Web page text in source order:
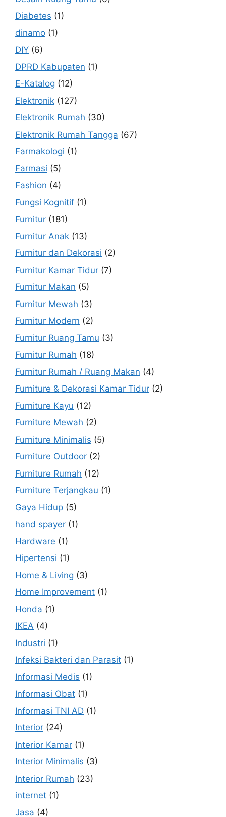
Diabetes (1)
dinamo (1)
DIY (6)
DPRD Kabupaten (1)
E-Katalog (12)
Elektronik (127)
Elektronik Rumah (30)
Elektronik Rumah Tangga (67)
Farmakologi (1)
Farmasi (5)
Fashion (4)
Fungsi Kognitif (1)
Furnitur (181)
Furnitur Anak (13)
Furnitur dan Dekorasi (2)
Furnitur Kamar Tidur (7)
Furnitur Makan (5)
Furnitur Mewah (3)
Furnitur Modern (2)
Furnitur Ruang Tamu (3)
Furnitur Rumah (18)
Furnitur Rumah / Ruang Makan (4)
Furniture & Dekorasi Kamar Tidur (2)
Furniture Kayu (12)
Furniture Mewah (2)
Furniture Minimalis (5)
Furniture Outdoor (2)
Furniture Rumah (12)
Furniture Terjangkau (1)
Gaya Hidup (5)
hand spayer (1)
Hardware (1)
Hipertensi (1)
Home & Living (3)
Home Improvement (1)
Honda (1)
IKEA (4)
Industri (1)
Infeksi Bakteri dan Parasit (1)
Informasi Medis (1)
Informasi Obat (1)
Informasi TNI AD (1)
Interior (24)
Interior Kamar (1)
Interior Minimalis (3)
Interior Rumah (23)
internet (1)
Jasa (4)